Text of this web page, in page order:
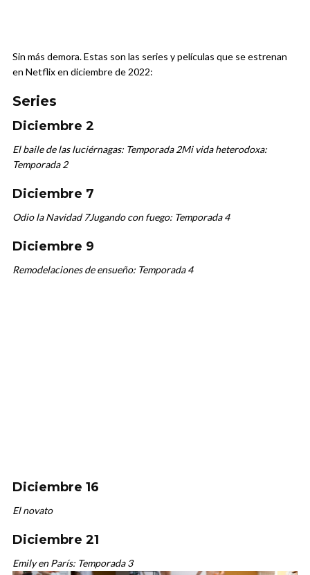
Sin más demora. Estas son las series y películas que se estrenan
en Netflix en diciembre de 2022:
Series
Diciembre 2
El baile de las luciérnagas: Temporada 2Mi vida heterodoxa:
Temporada 2
Diciembre 7
Odio la Navidad 7Jugando con fuego: Temporada 4
Diciembre 9
Remodelaciones de ensueño: Temporada 4
Diciembre 16
El novato
Diciembre 21
Emily en París: Temporada 3